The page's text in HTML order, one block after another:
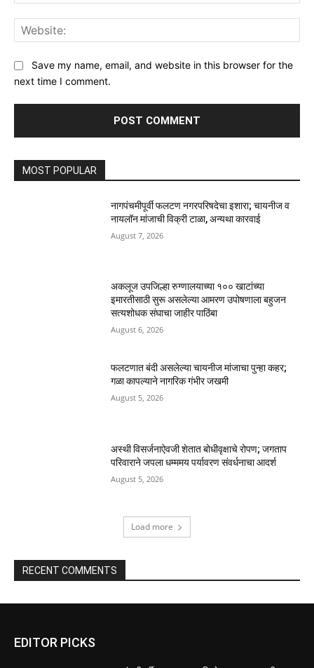
Save my name, email, and website in this browser for the
next time I comment.
MOST POPULAR
नागपंचमीपूर्वी फलटण नगरपरिषदेचा इशारा; चायनीज व
नायलॉन मांजाची विक्री टाळा, अन्यथा कारवाई
August 7, 2026
अकलूज उपजिल्हा रुग्णालयाच्या १०० खाटांच्या
इमारतीसाठी सुरू असलेल्या आमरण उपोषणाला बहुजन
सत्यशोधक संघाचा जाहीर पाठिंबा
August 6, 2026
फलटणात बंदी असलेल्या चायनीज मांजाचा पुन्हा कहर;
गळा कापल्याने नागरिक गंभीर जखमी
August 5, 2026
अस्थी विसर्जनाऐवजी शेतात बोधीवृक्षाचे रोपण; जगताप
परिवाराने जपला धम्ममय पर्यावरण संवर्धनाचा आदर्श
August 5, 2026
Load more
RECENT COMMENTS
EDITOR PICKS